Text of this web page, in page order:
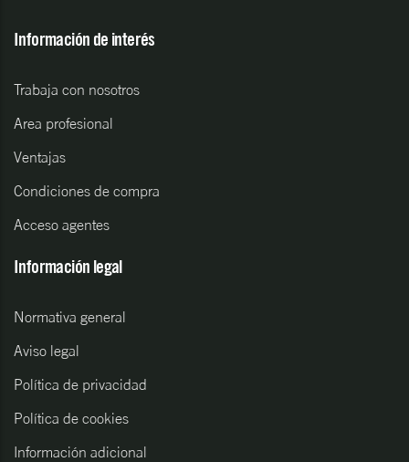
Información de interés
Trabaja con nosotros
Area profesional
Ventajas
Condiciones de compra
Acceso agentes
Información legal
Normativa general
Aviso legal
Política de privacidad
Política de cookies
Información adicional